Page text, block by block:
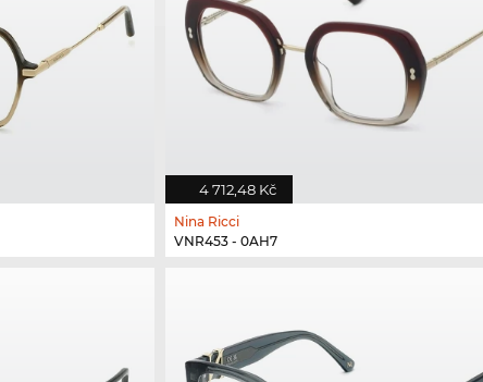
4 712,48 Kč
Nina Ricci
VNR453 - 0AH7